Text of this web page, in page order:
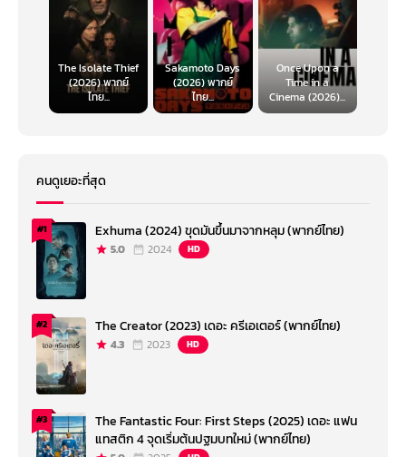
The Isolate Thief
(2026) พากย์
ไทย...
Sakamoto Days
(2026) พากย์
ไทย...
Once Upon a
Time in a
Cinema (2026)...
คนดูเยอะที่สุด
#1 Exhuma (2024) ขุดมันขึ้นมาจากหลุม (พากย์ไทย)
5.0 2024 HD
#2 The Creator (2023) เดอะ ครีเอเตอร์ (พากย์ไทย)
4.3 2023 HD
#3
The Fantastic Four: First Steps (2025) เดอะ แฟน
แทสติก 4 จุดเริ่มต้นปฐมบทใหม่ (พากย์ไทย)